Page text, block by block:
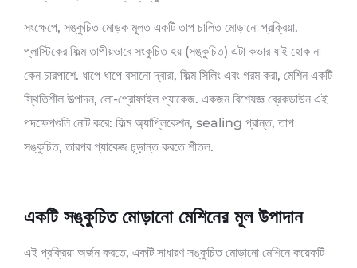
সংক্ষেপে, সঙ্কুচিত মোড়ক মূলত একটি তাপ চালিত মোড়ানো প্রক্রিয়া.
প্লাস্টিকের ফিল্ম তাপীয়ভাবে সংকুচিত হয় (সঙ্কুচিত) এটা কভার যাই হোক না
কেন চারপাশে. ধাপে ধাপে বসানো দ্বারা, ফিল্ম সিলিং এবং গরম করা, মেশিন একটি
স্থিতিশীল উত্পাদন, লো-প্রোফাইল প্যাকেজ. একজন বিশেষজ্ঞ ব্রেকডাউন এই
পদক্ষেপগুলি নোট করে: ফিল্ম অ্যাপ্লিকেশন, sealing প্রান্ত, তাপ
সঙ্কুচিত, তারপর প্যাকেজ চূড়ান্ত করতে শীতল.
একটি সঙ্কুচিত মোড়ানো মেশিনের মূল উপাদান
এই প্রক্রিয়া অর্জন করতে, একটি সাধারণ সঙ্কুচিত মোড়ানো মেশিনে কয়েকটি